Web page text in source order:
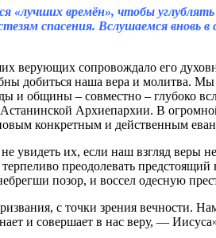
времён», чтобы
спасения. Вслушаемся вновь в
верующих сопровождало его
добиться наша вера и молитва.
общины – совместно – глубоко
Архиепархии. В
конкретным и действенным
увидеть их, если наш взгляд
преодолевать предстоящий
позор, и воссел одесную
с точки зрения вечности.
и совершает в нас веру, —